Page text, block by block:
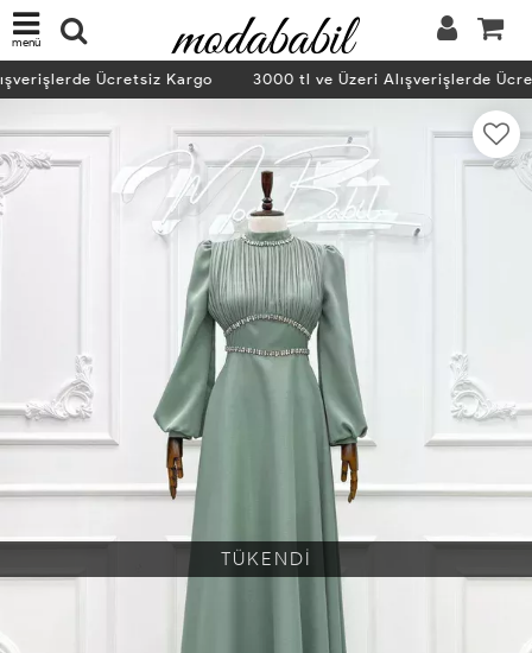
menü
Ücretsiz Kargo 3000 tl ve Üzeri Alışverişlerde
TÜKENDİ